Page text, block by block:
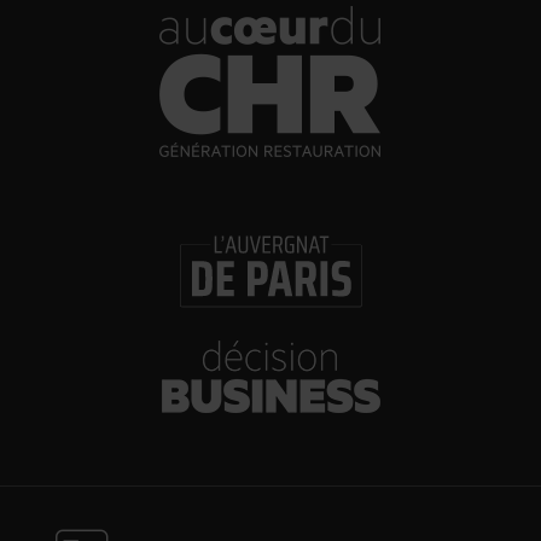
30/07/2026
Incendies : l’aide d’urgence rehaussée à 8 000 €
pour les indépendants, l’autoroute A63 réouverte
Les Bold Woman Dinners de Veuve Clicquot de
retour
30/07/2026
Glenn Viel et Brandon Dehan ouvrent la première